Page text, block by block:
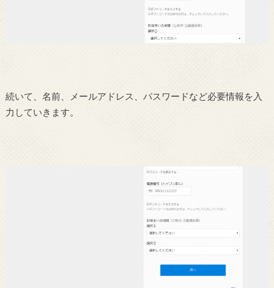
続いて、名前、メールアドレス、パスワードなど必要情報を入
力していきます。